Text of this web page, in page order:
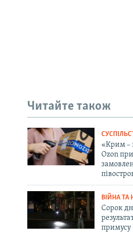
Читайте також
«Крим –
Ozon
ВІЙНА ТА
Сорок
примусу